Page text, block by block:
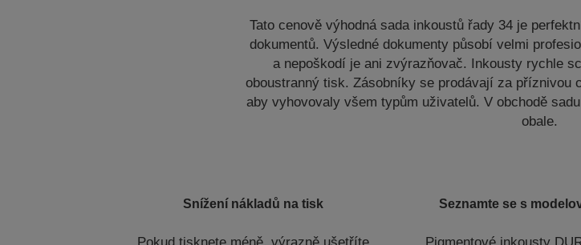
Tato cenově výhodná sada inkoustů řady 34 je
dokumentů. Výsledné dokumenty působí velmi
a nepoškodí je ani zvýrazňovač. Inkousty rychle
oboustranný tisk. Zásobníky se prodávají za příznivou
aby vyhovovaly všem typům uživatelů. V obchodě
obale.
Snížení nákladů na tisk Seznamte se s